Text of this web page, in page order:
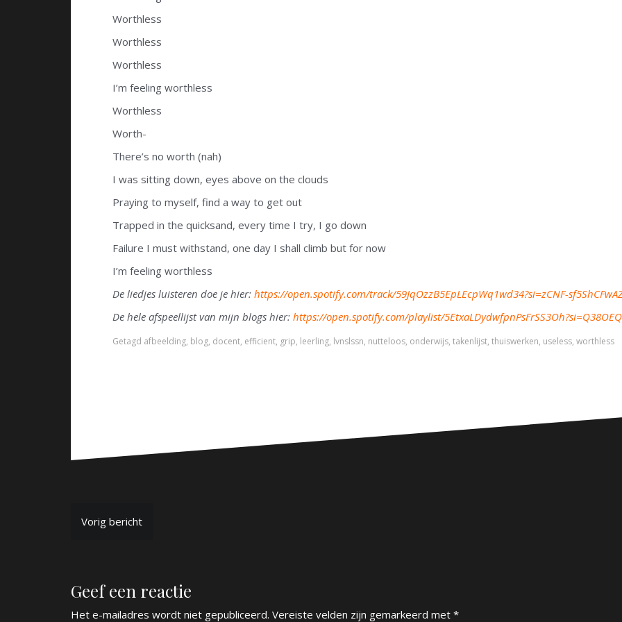
Worthless
Worthless
Worthless
I’m feeling worthless
Worthless
Worth-
There’s no worth (nah)
I was sitting down, eyes above on the clouds
Praying to myself, find a way to get out
Trapped in the quicksand, every time I try, I go down
Failure I must withstand, one day I shall climb but for now
I’m feeling worthless
De liedjes luisteren doe je hier: https://open.spotify.com/track/59JqOzzB5EpLEcpWq1wd34?si=zCNF-
De hele afspeellijst van mijn blogs hier: https://open.spotify.com/playlist/
Getagd afbeelding, blog, docent, efficient, grip, leerling, lvnslssn, nutteloos, onderwijs, takenlijst, thuiswerken, useless, worthless
B
i
Vorig bericht
Geef een reactie
Het e-mailadres wordt niet gepubliceerd. Vereiste velden zijn gemarkeerd met *